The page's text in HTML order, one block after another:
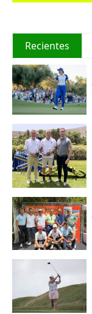
Recientes